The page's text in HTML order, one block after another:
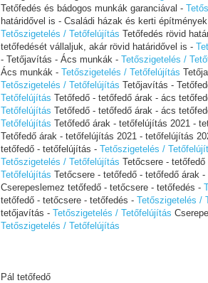
Tetőfedés és bádogos munkák garanciával -
határidővel is - Családi házak és kerti
Tetőszigetelés / Tetőfelújítás Tetőfedés rövid
tetőfedését vállaljuk, akár rövid határidővel is -
- Tetőjavítás - Ács munkák - Tetőszigetelés /
Ács munkák - Tetőszigetelés / Tetőfelújítás
Tetőszigetelés / Tetőfelújítás Tetőjavítás -
Tetőfelújítás Tetőfedő - tetőfedő árak - ács
Tetőfelújítás Tetőfedő - tetőfedő árak - ács
Tetőfelújítás Tetőfedő árak - tetőfelújítás 2021 -
Tetőfedő árak - tetőfelújítás 2021 - tetőfelújítás
tetőfedő - tetőfelújítás - Tetőszigetelés /
Tetőszigetelés / Tetőfelújítás Tetőcsere -
Tetőfelújítás Tetőcsere - tetőfedő - tetőfedő árak
Cserepeslemez tetőfedő - tetőcsere - tetőfedés -
tetőfedő - tetőcsere - tetőfedés - Tetőszigetelés /
tetőjavítás - Tetőszigetelés / Tetőfelújítás
Tetőszigetelés / Tetőfelújítás
Pál tetőfedő